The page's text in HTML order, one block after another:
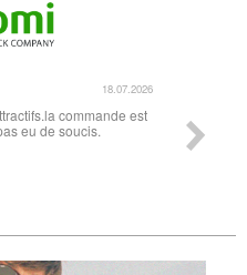
06.07.2026
les lunettes pour l'éclipse